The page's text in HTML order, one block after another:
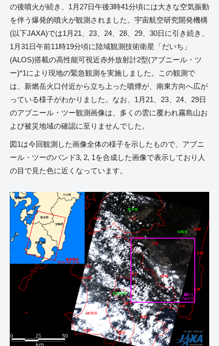
の後噴火が続き、1月27日午後3時41分頃には大きな空気振動
を伴う爆発的噴火が観測されました。宇宙航空研究開発機構
(以下JAXA)では1月21、23、24、28、29、30日に引き続き、
1月31日午前11時19分頃に陸域観測技術衛星「だいち」
(ALOS)搭載の高性能可視近赤外放射計2型(アブニール・ツ
ー)*1により現地の緊急観測を実施しました。この観測で
は、新燃岳火口付近から立ち上った噴煙が、南東方向へ広が
っている様子がわかりました。なお、1月21、23、24、29日
のアブニール・ツー観測画像は、多くの雲に覆われ霧島山お
よび被災地域の確認に至りませんでした。
図1は今回観測した画像全体の様子を示したもので、アブニ
ール・ツーのバンド3, 2, 1を合成した画像で表示しており人
の目で見た色に近くなっています。